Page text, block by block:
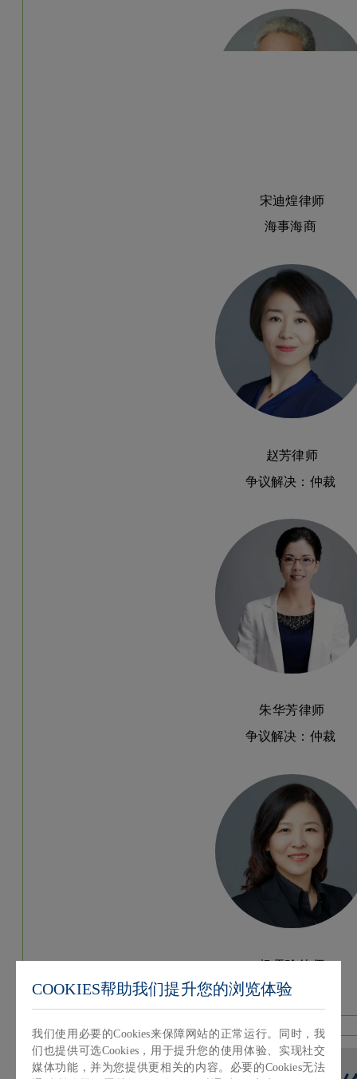
宋迪煌律师
海事海商
赵芳律师
争议解决：仲裁
朱华芳律师
争议解决：仲裁
杨雪瑜律师
争议解决：仲裁
COOKIES帮助我们提升您的浏览体验
我们使用必要的Cookies来保障网站的正常运行。同时，我
们也提供可选Cookies，用于提升您的使用体验、实现社交
媒体功能，并为您提供更相关的内容。必要的Cookies无法